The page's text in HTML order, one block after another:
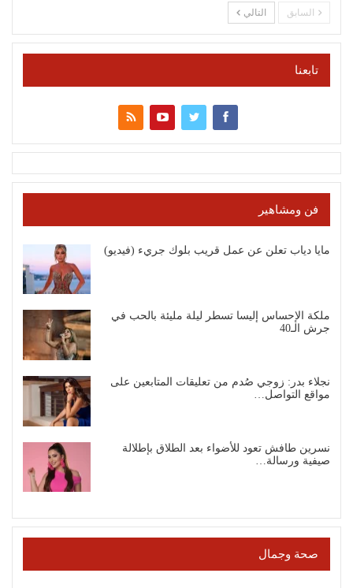
السابق التالي
تابعنا
فن ومشاهير
مايا دياب تعلن عن عمل قريب بلوك جريء (فيديو)
ملكة الإحساس إليسا تسطر ليلة مليئة بالحب في
جرش الـ40
نجلاء بدر: زوجي صُدم من تعليقات المتابعين على
مواقع التواصل…
نسرين طافش تعود للأضواء بعد الطلاق بإطلالة
صيفية ورسالة…
صحة وجمال